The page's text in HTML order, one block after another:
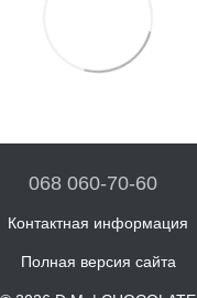
068 060-70-60
Контактная информация
Полная версия сайта